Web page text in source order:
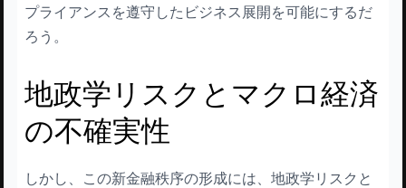
プライアンスを遵守したビジネス展開を可能にするだ
ろう。
地政学リスクとマクロ経済
の不確実性
しかし、この新金融秩序の形成には、地政学リスクと